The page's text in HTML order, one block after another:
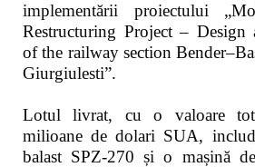
implementării proiectului
Restructuring Project – Design
of the railway section
Giurgiulesti”.
Lotul livrat, cu o valoare
milioane de dolari SUA,
balast SPZ-270 și o mașină